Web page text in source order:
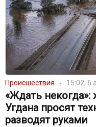
Происшествия 15:02, 6
«Ждать
Угдана просят
разводят руками